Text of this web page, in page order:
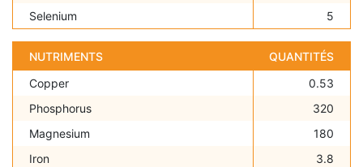
Selenium
5
NUTRIMENTS
QUANTITÉS
Copper
0.53
Phosphorus
320
Magnesium
180
Iron
3.8